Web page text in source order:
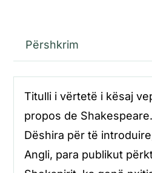
Përshkrim
Titulli i vërtetë i kësaj
propos de
Dëshira për të
Angli, para publikut